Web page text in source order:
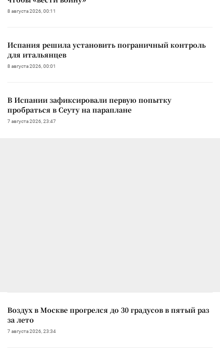
8 августа 2026, 00:11
Испания решила установить пограничный контроль
для итальянцев
8 августа 2026, 00:01
В Испании зафиксировали первую попытку
пробраться в Сеуту на параплане
7 августа 2026, 23:47
Воздух в Москве прогрелся до 30 градусов в пятый раз
за лето
7 августа 2026, 23:34